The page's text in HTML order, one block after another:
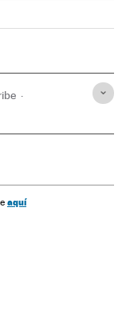
Facebook
aquí